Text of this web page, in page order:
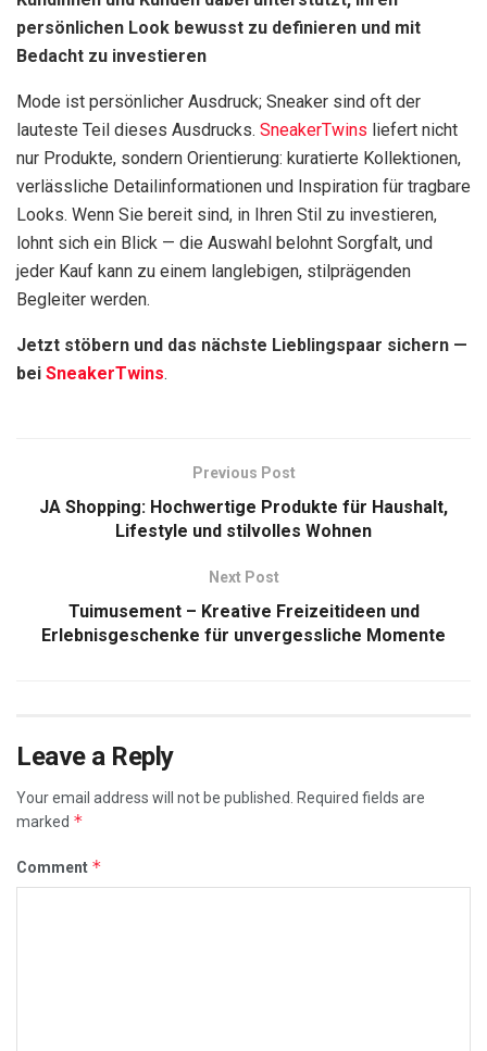
persönlichen Look bewusst zu definieren und mit
Bedacht zu investieren
Mode ist persönlicher Ausdruck; Sneaker sind oft der
lauteste Teil dieses Ausdrucks. SneakerTwins liefert nicht
nur Produkte, sondern Orientierung: kuratierte Kollektionen,
verlässliche Detailinformationen und Inspiration für tragbare
Looks. Wenn Sie bereit sind, in Ihren Stil zu investieren,
lohnt sich ein Blick — die Auswahl belohnt Sorgfalt, und
jeder Kauf kann zu einem langlebigen, stilprägenden
Begleiter werden.
Jetzt stöbern und das nächste Lieblingspaar sichern —
bei SneakerTwins.
Previous Post
JA Shopping: Hochwertige Produkte für Haushalt,
Lifestyle und stilvolles Wohnen
Next Post
Tuimusement – Kreative Freizeitideen und
Erlebnisgeschenke für unvergessliche Momente
Leave a Reply
Your email address will not be published.
Required fields are
marked *
Comment *